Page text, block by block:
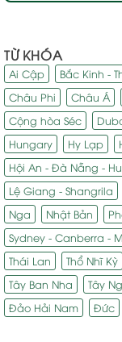
TỪ KHÓA
Ai Cập Bắc Kinh -
Châu Phi
Châu Á
Cộng hòa Séc
Hungary
Hy Lạp
Hội An - Đà Nẵng -
Lệ Giang - Shangrila
Nga
Nhật Bản
Sydney - Canberra -
Thái Lan
Thổ Nhĩ Kỳ
Tây Ban Nha
Tây
Đảo Hải Nam
Đức